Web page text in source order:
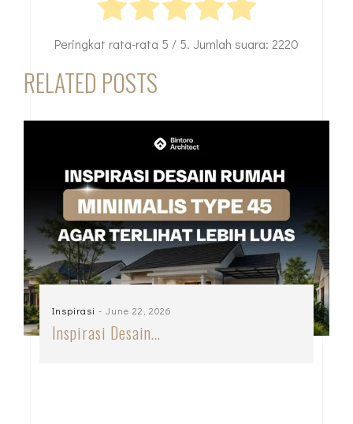
Peringkat rata-rata 5 / 5. Jumlah suara: 2220
RELATED POSTS
Inspirasi - June 22, 2026
Inspirasi Desain…